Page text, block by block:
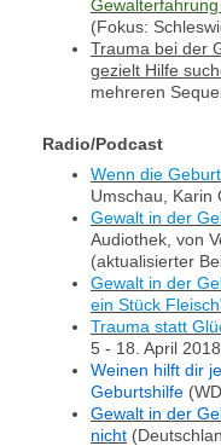
Gewalterfahrung
(Fokus:
Trauma bei der
gezielt Hilfe
mehreren
Radio/Podcast
Wenn die
Umschau, Karin
Gewalt in der
Audiothek, von
(aktualisierter
Gewalt in der
ein Stück
Trauma statt
5 - 18. April 2018
Weinen hilft dir
Geburtshilfe
Gewalt in der
nicht